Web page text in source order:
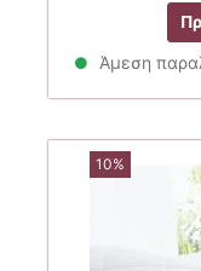
Άμεση
10%